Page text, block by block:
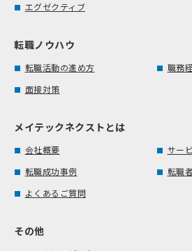
エグゼクティブ
転職ノウハウ
転職活動の進め方
職務
面接対策
メイテックネクストとは
会社概要
サー
転職成功事例
転職
よくあるご質問
その他